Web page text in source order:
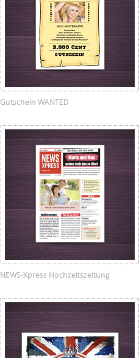
Gutschein WANTED
NEWS-Xpress Hochzeitszeitung